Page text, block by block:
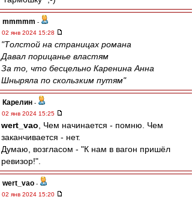
mmmmm -
02 янв 2024 15:28
"Толстой на страницах романа
Давал порицанье властям
За то, что бесцельно Каренина Анна
Шныряла по скользким путям"
Карелин -
02 янв 2024 15:25
wert_vao , Чем начинается - помню. Чем
заканчивается - нет.
Думаю, возгласом - "К нам в вагон пришёл
ревизор!".
wert_vao -
02 янв 2024 15:20